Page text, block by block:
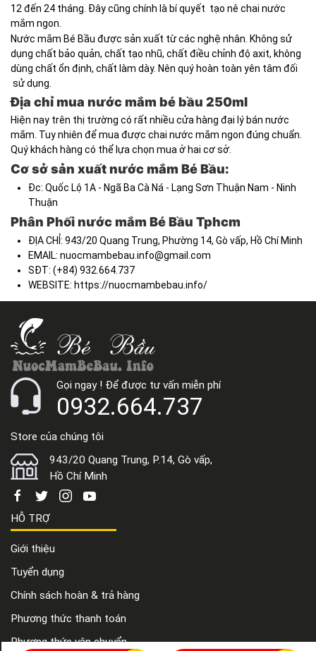
12 đến 24 tháng. Đây cũng chính là bí quyết tạo nê chai nước
mắm ngon.
Nước mắm Bé Bầu được sản xuất từ các nghệ nhân. Không sử
dụng chất bảo quản, chất tạo nhũ, chất điều chỉnh độ axit, không
dùng chất ổn định, chất làm dày. Nên quý hoàn toàn yên tâm đối
sử dụng.
Địa chỉ mua nước mắm bé bầu 250ml
Hiện nay trên thị trường có rất nhiều cửa hàng đại lý bán nước
mắm. Tuy nhiên để mua được chai nước mắm ngon đúng chuẩn.
Quý khách hàng có thể lựa chọn mua ở hai cơ sở.
Cơ sở sản xuất nước mắm Bé Bầu:
Đc: Quốc Lộ 1A - Ngã Ba Cà Ná - Lạng Sơn Thuận Nam - Ninh
Thuận
Phân Phối nước mắm Bé Bầu Tphcm
ĐỊA CHỈ: 943/20 Quang Trung, Phường 14, Gò vấp, Hồ Chí Minh
EMAIL: nuocmambebau.info@gmail.com
SĐT: (+84) 932.664.737
WEBSITE: https://nuocmambebau.info/
Gọi ngay ! Để được tư vấn miễn phí
0932.664.737
Store của chúng tôi
943/20 Quang Trung, P.14, Gò vấp,
Hồ Chí Minh
HỖ TRỢ
Giới thiệu
Tuyển dụng
Chính sách hoàn & trả hàng
Phương thức thanh toán
Phương thức vận chuyển